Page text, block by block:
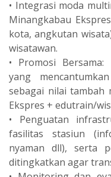
• Integrasi moda
Minangkabau
kota, angkutan
wisatawan.
• Promosi
yang
sebagai nilai tambah
Ekspres + edutrain/
• Penguatan
fasilitas stasiun
nyaman dll), serta
ditingkatkan agar